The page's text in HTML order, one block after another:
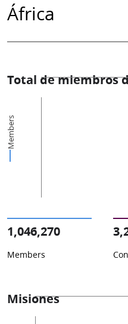
África
Total de miembros
Members
1,046,270
Members
Misiones